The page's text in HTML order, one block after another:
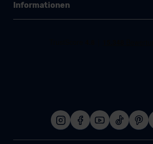
Informationen